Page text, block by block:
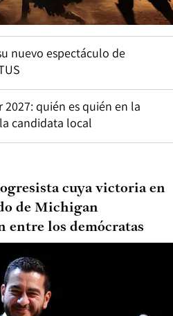
nuevo espectáculo de
2027: quién es quién en la
candidata local
cuya victoria en
de Michigan
los demócratas